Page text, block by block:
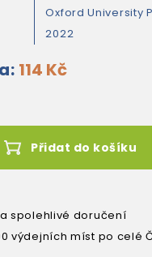
Oxford University
2022
114 Kč
Přidat do košíku
spolehlivé doručení
výdejních míst po celé